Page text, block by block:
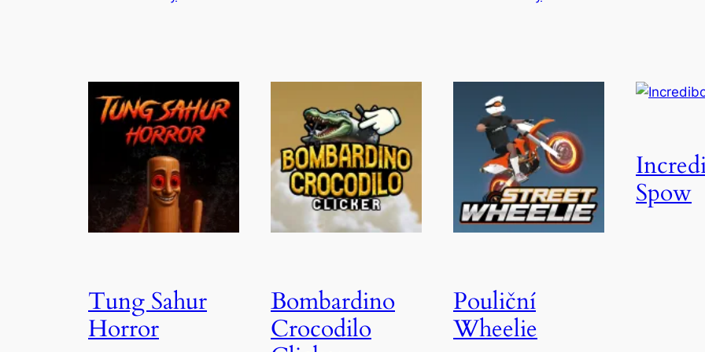
Tung Sahur
Horror
Bombardino
Crocodilo
Pouliční
Wheelie
Spow